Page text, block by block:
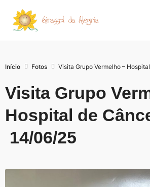
Início Fotos Visita Grupo Vermelho –
Visita Grupo
Hospital de
14/06/25